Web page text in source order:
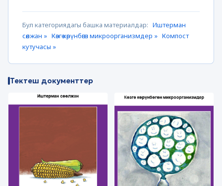
Бул категориядагы башка материалдар: Иштерман
сөөлжан » Көзгө көрүнбөгөн микроорганизмдер » Компост
кутучасы »
Тектеш документтер